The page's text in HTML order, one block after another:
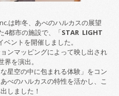
は昨冬、あべのハルカスの展望
4都市の施設で、「STAR LIGHT
ベントを開催しました。
ンマッピングによって映し出され
を演出。
星空の中に包まれる体験」をコン
べのハルカスの特性を活かし、こ
しました！